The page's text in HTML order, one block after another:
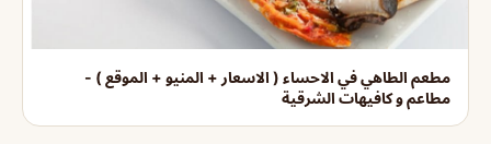
مطعم الطاهي في الاحساء ( الاسعار + المنيو + الموقع ) -
مطاعم و كافيهات الشرقية